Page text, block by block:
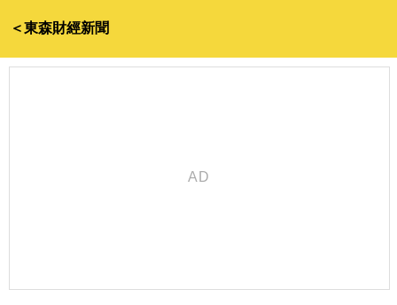
＜東森財經新聞